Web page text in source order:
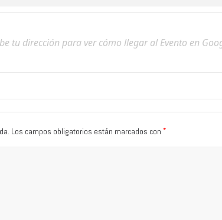
Los campos obligatorios están marcados con *